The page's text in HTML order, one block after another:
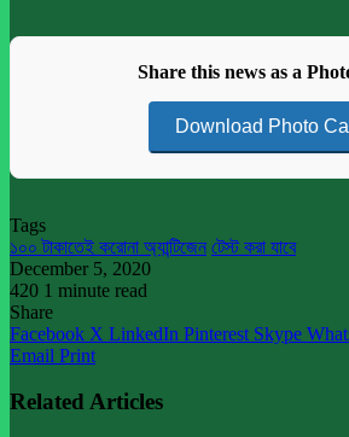
Share this news as a
Download Photo
Tags
১০০ টাকাতেই করোনা অ্যান্টিজেন টেস্ট করা যাবে
December 5, 2020
420 1 minute read
Share
Facebook X LinkedIn Pinterest Skype
Email Print
Related Articles